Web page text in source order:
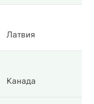
Латвия
Канада